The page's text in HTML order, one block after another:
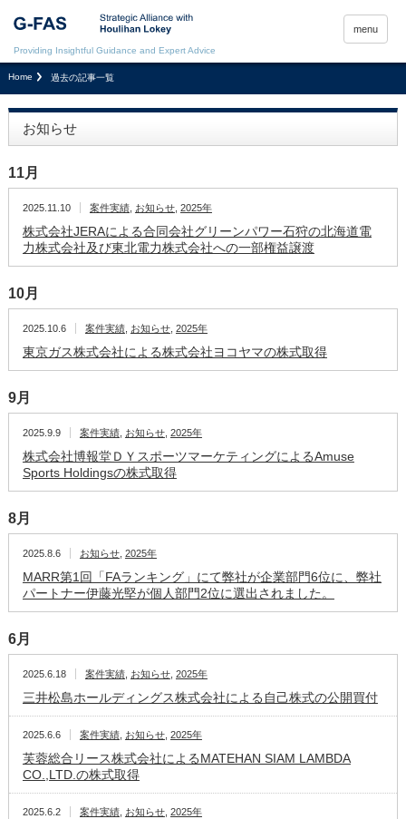
Providing Insightful Guidance and Expert Advice
menu
Home 過去の記事一覧
お知らせ
11月
2025.11.10 案件実績, お知らせ, 2025年
株式会社JERAによる合同会社グリーンパワー石狩の北海道電
力株式会社及び東北電力株式会社への一部権益譲渡
10月
2025.10.6 案件実績, お知らせ, 2025年
東京ガス株式会社による株式会社ヨコヤマの株式取得
9月
2025.9.9 案件実績, お知らせ, 2025年
株式会社博報堂ＤＹスポーツマーケティングによるAmuse
Sports Holdingsの株式取得
8月
2025.8.6 お知らせ, 2025年
MARR第1回「FAランキング」にて弊社が企業部門6位に、弊社
パートナー伊藤光堅が個人部門2位に選出されました。
6月
2025.6.18 案件実績, お知らせ, 2025年
三井松島ホールディングス株式会社による自己株式の公開買付
2025.6.6 案件実績, お知らせ, 2025年
芙蓉総合リース株式会社によるMATEHAN SIAM LAMBDA
CO.,LTD.の株式取得
2025.6.2 案件実績, お知らせ, 2025年